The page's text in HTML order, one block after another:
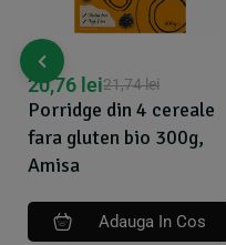
Porridge din 4 cereale
fara gluten bio 300g,
Amisa
21,74lei
20,76 lei
Adauga In Cos